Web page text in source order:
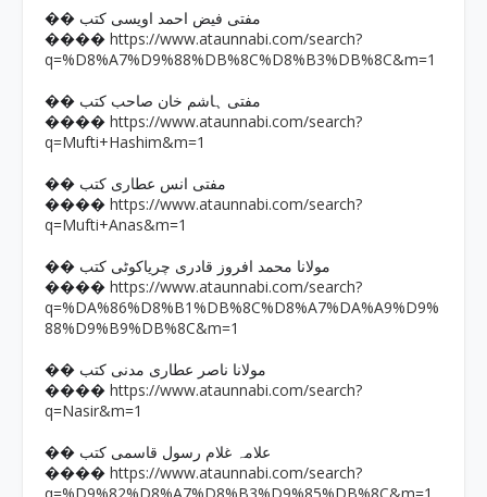
�� مفتی فیض احمد اویسی کتب
���� https://www.ataunnabi.com/search?
q=%D8%A7%D9%88%DB%8C%D8%B3%DB%8C&m=1
�� مفتی ہاشم خان صاحب کتب
���� https://www.ataunnabi.com/search?
q=Mufti+Hashim&m=1
�� مفتی انس عطاری کتب
���� https://www.ataunnabi.com/search?
q=Mufti+Anas&m=1
�� مولانا محمد افروز قادری چریاکوٹی کتب
���� https://www.ataunnabi.com/search?
q=%DA%86%D8%B1%DB%8C%D8%A7%DA%A9%D9%
88%D9%B9%DB%8C&m=1
�� مولانا ناصر عطاری مدنی کتب
���� https://www.ataunnabi.com/search?
q=Nasir&m=1
�� علامہ غلام رسول قاسمی کتب
���� https://www.ataunnabi.com/search?